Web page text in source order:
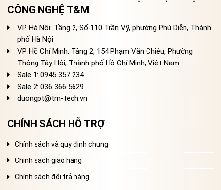
CÔNG NGHỆ T&M
VP Hà Nội: Tầng 2, Số 110 Trần Vỹ, phường Phú Diễn, Thành
phố Hà Nội
VP Hồ Chí Minh: Tầng 2, 154 Phạm Văn Chiêu, Phường
Thông Tây Hội, Thành phố Hồ Chí Minh, Việt Nam
Sale 1: 0945 357 234
Sale 2: 036 366 5629
duongpt@tm-tech.vn
CHÍNH SÁCH HỖ TRỢ
Chính sách và quy định chung
Chính sách giao hàng
Chính sách đổi trả hàng